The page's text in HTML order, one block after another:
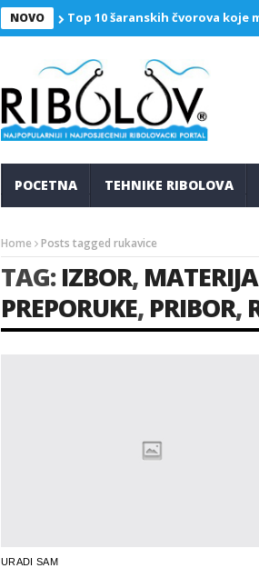
NOVO Top 10 šaranskih čvorova koje
POCETNA TEHNIKE RIBOLOVA
Home Posts tagged rukavice
TAG:IZBOR,
PREPORUKE, PRIBOR,
URADI SAM